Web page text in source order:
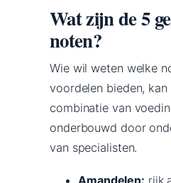
Wat zijn de 5
noten?
Wie wil weten welke
voordelen bieden, kan
combinatie van
onderbouwd door
van specialisten.
Amandelen: rijk